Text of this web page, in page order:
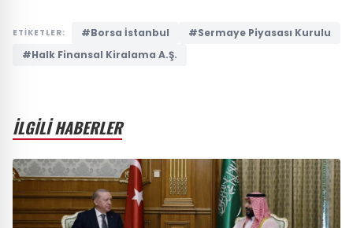
ETİKETLER: #Borsa İstanbul
#Sermaye Piyasası Kurulu
#Halk Finansal Kiralama A.Ş.
İLGİLİ HABERLER